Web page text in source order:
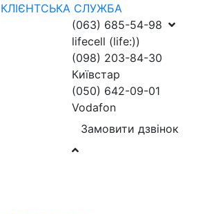
КЛІЄНТСЬКА СЛУЖБА
(063) 685-54-98
lifecell (life:))
(098) 203-84-30
Київстар
(050) 642-09-01
Vodafon
Замовити дзвінок